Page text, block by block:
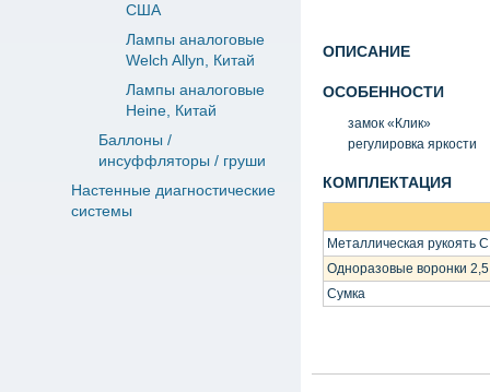
США
Лампы аналоговые
Welch Allyn, Китай
Лампы аналоговые
Heine, Китай
Баллоны /
инсуффляторы / груши
Настенные диагностические
системы
ОПИСАНИЕ
ОСОБЕННОСТИ
замок « Клик»
регулировка яркости
КОМПЛЕКТАЦИЯ
Металлическая рукоять
Одноразовые воронки
Сумка